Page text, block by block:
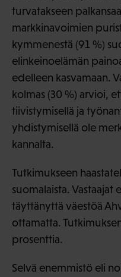
turvatakseen
markkinavoimien
kymmenestä (91 %)
elinkeinoelämän
edelleen kasvamaan.
kolmas (30 %) arvioi,
tiivistymisellä ja
yhdistymisellä ole
kannalta.
Tutkimukseen
suomalaista.
täyttänyttä väestöä
ottamatta.
prosenttia.
Selvä enemmistö eli